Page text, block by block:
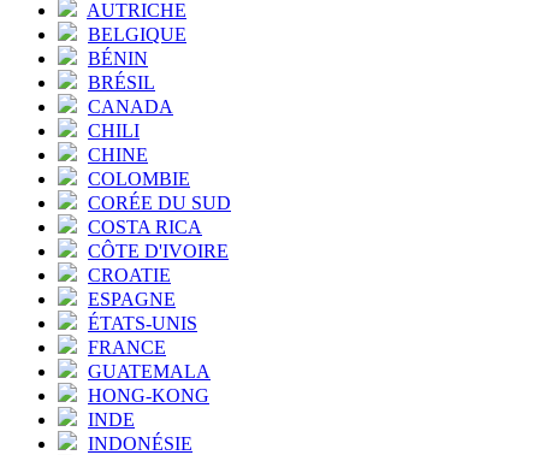
AUTRICHE
BELGIQUE
BÉNIN
BRÉSIL
CANADA
CHILI
CHINE
COLOMBIE
CORÉE DU SUD
COSTA RICA
CÔTE D'IVOIRE
CROATIE
ESPAGNE
ÉTATS-UNIS
FRANCE
GUATEMALA
HONG-KONG
INDE
INDONÉSIE